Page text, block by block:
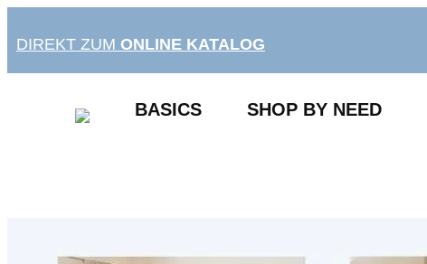
Inhalt
DIREKT ZUM ONLINE KATALOG
BASICS SHOP BY NEED